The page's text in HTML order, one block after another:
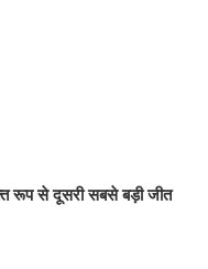
रूप से दूसरी सबसे बड़ी जीत